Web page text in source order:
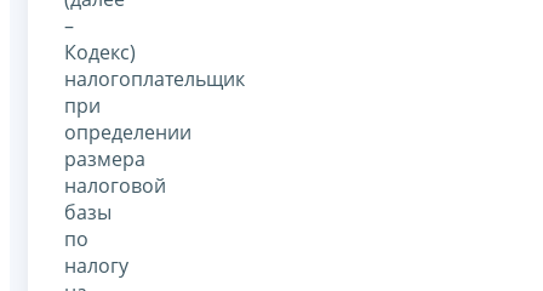
–
Кодекс)
налогоплательщик
при
определении
размера
налоговой
базы
по
налогу